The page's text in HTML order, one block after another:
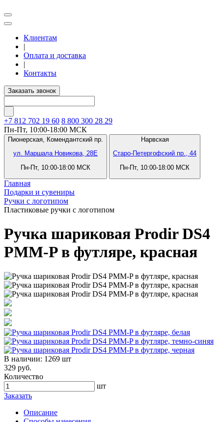
Клиентам
|
Оплата и доставка
|
Контакты
Заказать звонок
+7 812 702 19 60 8 800 300 28 29
Пн-Пт, 10:00-18:00 МСК
Пионерская, Комендантский пр.
ул. Маршала Новикова, 28Е
Пн-Пт, 10:00-18:00 МСК
Нарвская
Старо-Петергофский пр., 44
Пн-Пт, 10:00-18:00 МСК
Главная
Подарки и сувениры
Ручки с логотипом
Пластиковые ручки с логотипом
Ручка шариковая Prodir DS4
PMM-P в футляре, красная
В наличии: 1269 шт
329 руб.
Количество
шт
Заказать
Описание